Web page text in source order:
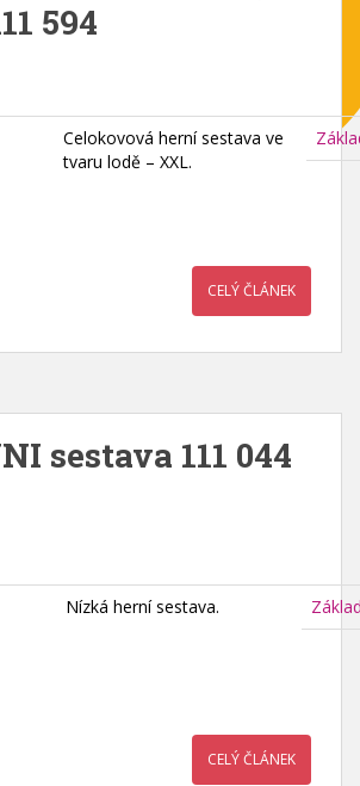
594
Celokovová herní sestava ve
tvaru lodě – XXL.
CELÝ ČLÁNEK
sestava 111 044
Nízká herní sestava.
CELÝ ČLÁNEK